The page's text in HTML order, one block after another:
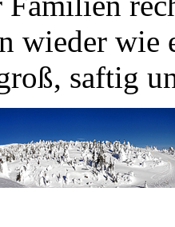
wieder wie
saftig